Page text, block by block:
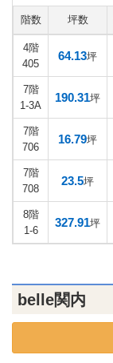
階数 坪数
4階
405
64.13坪
7階
1-3A
190.31坪
7階
706
16.79坪
7階
708
23.5坪
8階
1-6
327.91坪
belle関内